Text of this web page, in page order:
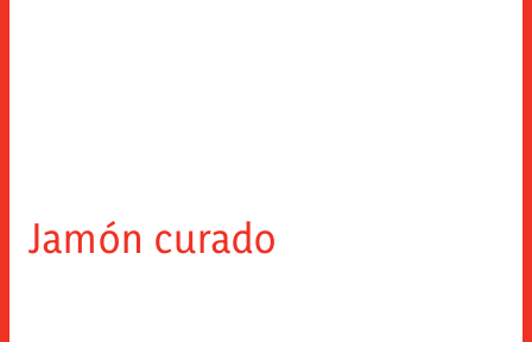
Jamón curado